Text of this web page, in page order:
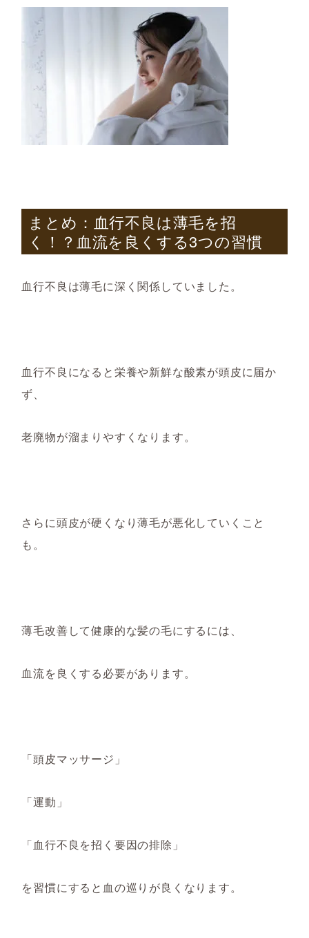
まとめ：血行不良は薄毛を招
く！？血流を良くする3つの習慣
血行不良は薄毛に深く関係していました。
血行不良になると栄養や新鮮な酸素が頭皮に届か
ず、
老廃物が溜まりやすくなります。
さらに頭皮が硬くなり薄毛が悪化していくこと
も。
薄毛改善して健康的な髪の毛にするには、
血流を良くする必要があります。
「頭皮マッサージ」
「運動」
「血行不良を招く要因の排除」
を習慣にすると血の巡りが良くなります。